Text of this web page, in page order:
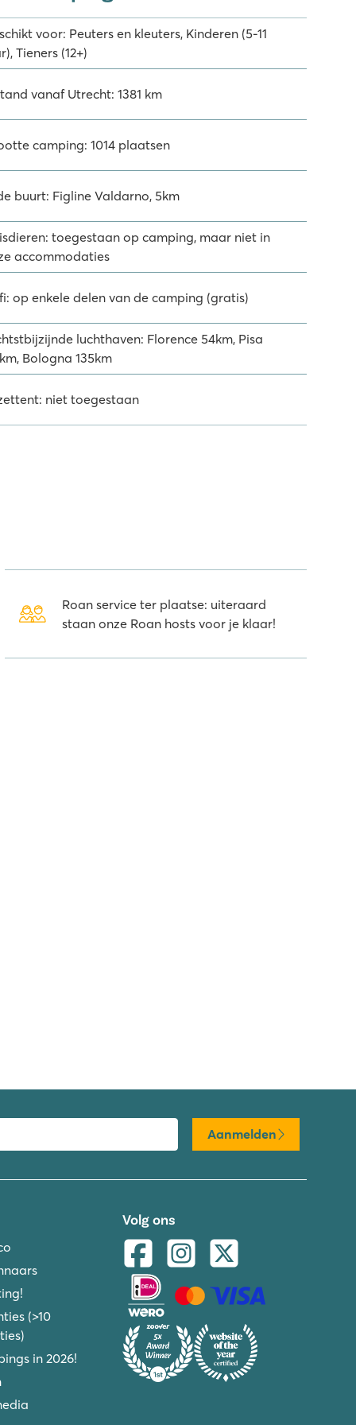
voor: Peuters en kleuters, Kinderen (5-11
Tieners (12+)
vanaf Utrecht: 1381 km
camping: 1014 plaatsen
buurt: Figline Valdarno, 5km
toegestaan op camping, maar niet in
accommodaties
op enkele delen van de camping (gratis)
luchthaven: Florence 54km, Pisa
Bologna 135km
niet toegestaan
Roan service ter plaatse: uiteraard
staan onze Roan hosts voor je klaar!
Aanmelden
(>10
in 2026!
Volg ons